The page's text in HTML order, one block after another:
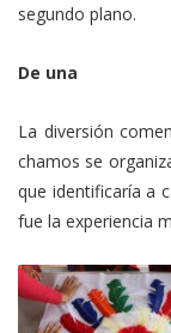
segundo plano.
De una
La diversión
chamos se
que identificaría a
fue la experiencia